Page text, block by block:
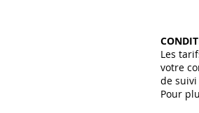
Les
votre
de
Pour